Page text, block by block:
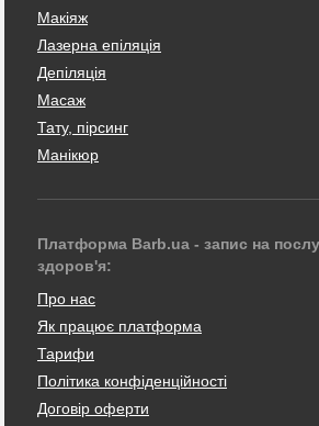
Макіяж
Лазерна епіляція
Депіляція
Масаж
Тату, пірсинг
Манікюр
Платформа Barb.ua - запис на
здоров'я:
Про нас
Як працює платформа
Тарифи
Політика конфіденційності
Договір оферти